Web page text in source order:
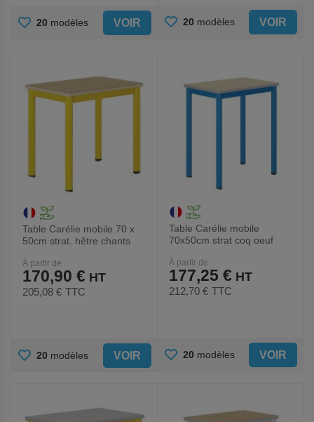
AJOUTER
20 modèles VOIR AJOUTER
20 modèles VOIR
Table Carélie mobile 70 x
50cm strat. hêtre chants
À partir de
170,90 €
205,08 € TTC
AJOUTER
20 modèles VOIR
Table Carélie mobile
70x50cm strat coq oeuf
À partir de
177,25 €
212,70 € TTC
AJOUTER
20 modèles VOIR